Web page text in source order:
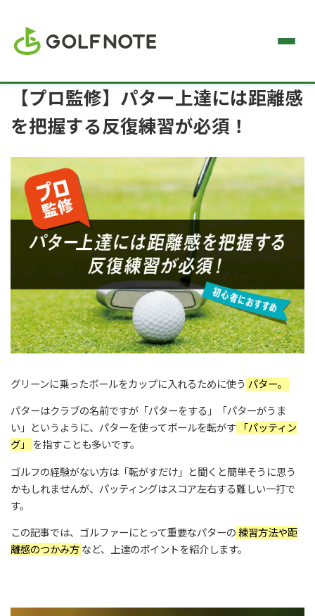
【プロ監修】パター上達には距離感
を把握する反復練習が必須！
グリーンに乗ったボールをカップに入れるために使う パター。
パターはクラブの名前ですが「パターをする」「パターがうま
い」というように、パターを使ってボールを転がす 「パッティン
グ」
を指すことも多いです。
ゴルフの経験がない方は「転がすだけ」と聞くと簡単そうに思う
かもしれませんが、パッティングはスコア左右する難しい一打で
す。
この記事では、ゴルファーにとって重要なパターの 練習方法や距
離感のつかみ方 など、上達のポイントを紹介します。